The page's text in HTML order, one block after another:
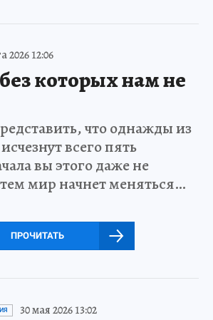
2026 12:06
которых нам не
что однажды из
всего пять
вы этого даже не
мир начнет меняться…
ПРОЧИТАТЬ
30 мая 2026 13:02